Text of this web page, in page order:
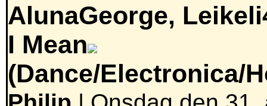
AlunaGeorge,
I Mean
(Dance/Electronica/